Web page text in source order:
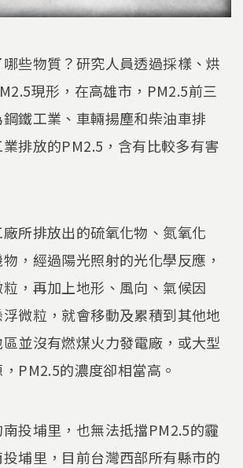
些物質？研究人員透過採樣、烘
現形，在高雄市，PM2.5前三
鐵工業、車輛揚塵和柴油車排
排放的PM2.5，含有比較多有害
所排放出的硫氧化物、氮氧化
，經過陽光照射的光化學反應，
，再加上地形、風向、氣候因
微粒，就會移動及累積到其他地
並沒有燃煤火力發電廠，或大型
PM2.5的濃度卻相當高。
投埔里，也無法抵擋PM2.5的霾
埔里，目前台灣西部所有縣市的